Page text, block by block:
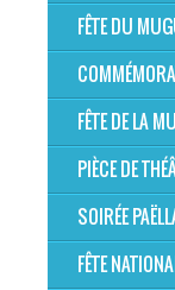
FÊTE DU
FÊTE DE LA
PIÈCE DE
SOIRÉE
FÊTE